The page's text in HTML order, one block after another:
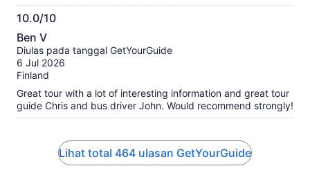
10.0/10
10.0
dari
10
Ben V
Diulas pada tanggal GetYourGuide
6 Jul 2026
Finland
Great tour with a lot of interesting information and great tour
guide Chris and bus driver John. Would recommend strongly!
Lihat total 464 ulasan GetYourGuide